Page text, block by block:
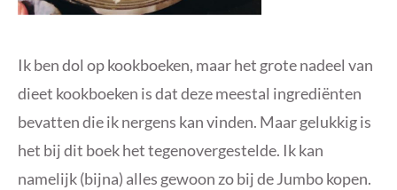
Ik ben dol op kookboeken, maar het grote nadeel van
dieet kookboeken is dat deze meestal ingrediënten
bevatten die ik nergens kan vinden. Maar gelukkig is
het bij dit boek het tegenovergestelde. Ik kan
namelijk (bijna) alles gewoon zo bij de Jumbo kopen.